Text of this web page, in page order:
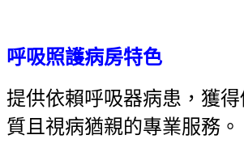
呼吸照護病房特色
提供依賴呼吸器病患，獲
質且視病猶親的專業服務。